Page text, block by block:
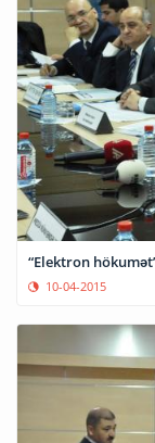
“Elektron
10-04-2015